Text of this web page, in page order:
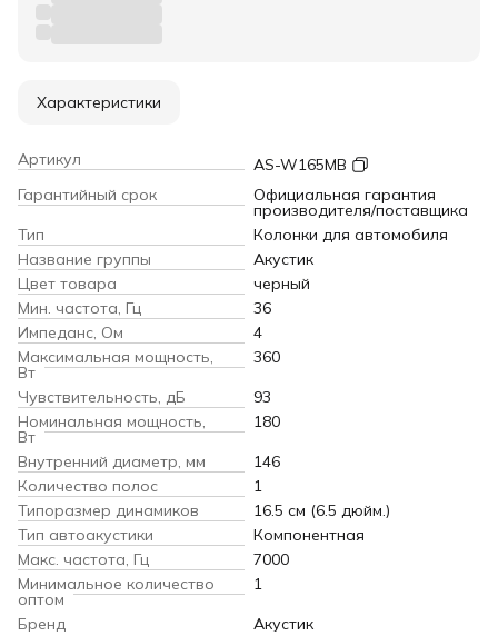
Характеристики
Артикул
AS-W165MB
Гарантийный срок
Официальная гарантия
производителя/поставщика
Тип
Колонки для автомобиля
Название группы
Акустик
Цвет товара
черный
Мин. частота, Гц
36
Импеданс, Ом
4
Максимальная мощность,
Вт
360
Чувствительность, дБ
93
Номинальная мощность,
Вт
180
Внутренний диаметр, мм
146
Количество полос
1
Типоразмер динамиков
16.5 см (6.5 дюйм.)
Тип автоакустики
Компонентная
Макс. частота, Гц
7000
Минимальное количество
оптом
1
Бренд
Акустик